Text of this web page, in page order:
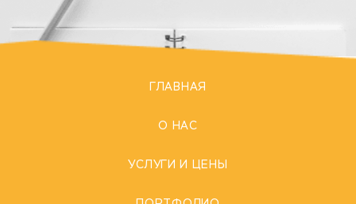
ГЛАВНАЯ
О НАС
УСЛУГИ И ЦЕНЫ